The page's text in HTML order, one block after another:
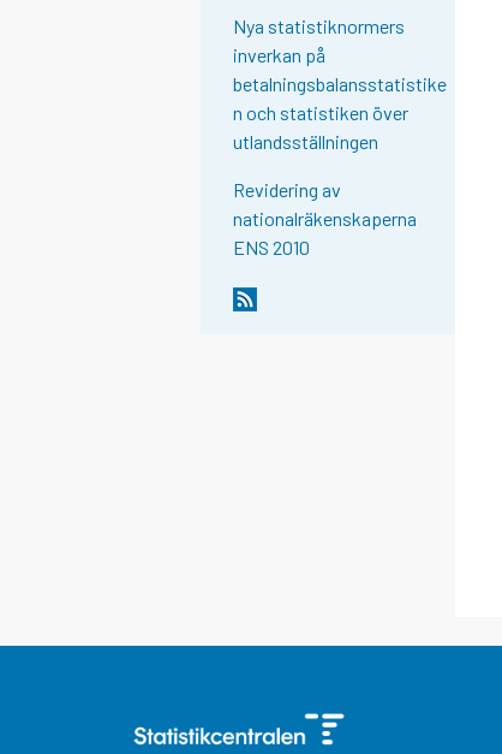
Nya statistiknormers
inverkan på
betalningsbalansstatistike
n och statistiken över
utlandsställningen
Revidering av
nationalräkenskaperna
ENS 2010